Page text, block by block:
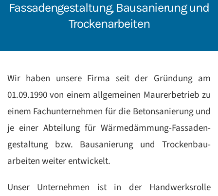
Fassadengestaltung, Bausanierung und
Trockenarbeiten
Wir haben unsere Firma seit der Gründung am
01.09.1990 von einem all­ge­meinen Maurerbetrieb zu
einem Fach­unter­nehmen für die Betonsanierung und
je einer Abteilung für Wärme­däm­mung-Fassaden­
gestaltung bzw. Bau­sanie­rung und Trocken­bau­
arbeiten weiter entwickelt.
Unser Unternehmen ist in der Handwerksrolle